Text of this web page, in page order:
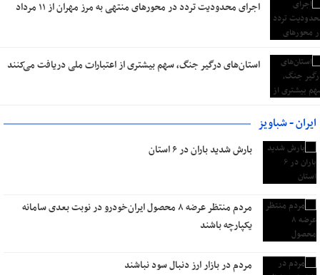
اجرای محدودیت تردد در محورهای منتهی به مرز مهران از ۱۱ مرداد
استان‌های درگیر جنگ، سهم بیشتری از اعتبارات ملی دریافت می‌کنند
ایران - شباویز
بارش شدید باران در ۶ استان
مردم منتظر عرضه ۸ محصول ایران‌خودرو در نوبت بعدی سامانه
یکپارچه ‌باشند
مردم در بازار ارز دنبال سود نباشند